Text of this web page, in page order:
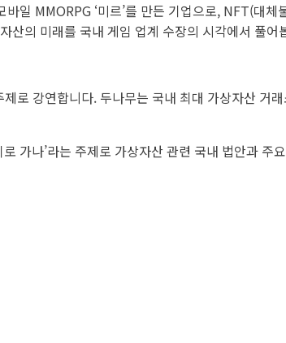
일 MMORPG ‘미르’를 만든 기업으로, NFT(대체
산의 미래를 국내 게임 업계 수장의 시각에서 풀어
로 강연합니다. 두나무는 국내 최대 가상자산 거
가나’라는 주제로 가상자산 관련 국내 법안과 주